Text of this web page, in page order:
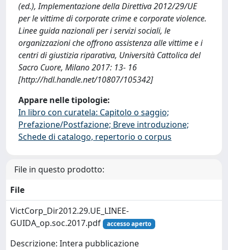
(ed.), Implementazione della Direttiva 2012/29/UE
per le vittime di corporate crime e corporate violence.
Linee guida nazionali per i servizi sociali, le
organizzazioni che offrono assistenza alle vittime e i
centri di giustizia riparativa, Università Cattolica del
Sacro Cuore, Milano 2017: 13- 16
[http://hdl.handle.net/10807/105342]
Appare nelle tipologie:
In libro con curatela: Capitolo o saggio;
Prefazione/Postfazione; Breve introduzione;
Schede di catalogo, repertorio o corpus
File in questo prodotto:
File
VictCorp_Dir2012.29.UE_LINEE-
GUIDA_op.soc.2017.pdf
accesso aperto
Descrizione: Intera pubblicazione